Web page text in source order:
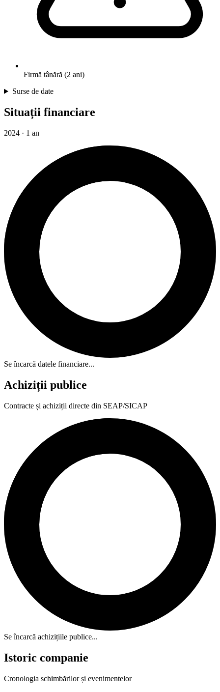
Firmă tânără (2 ani)
Surse de date
Situații financiare
2024 · 1 an
Se încarcă datele financiare...
Achiziții publice
Contracte și achiziții directe din SEAP/SICAP
Se încarcă achizițiile publice...
Istoric companie
Cronologia schimbărilor și evenimentelor